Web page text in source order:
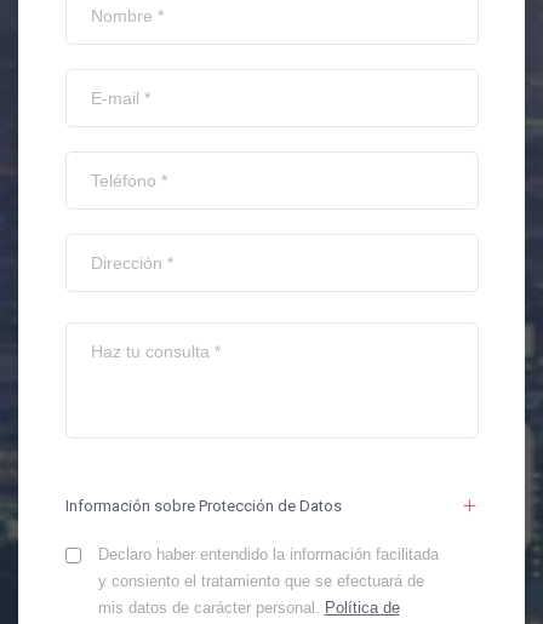
Información sobre Protección de Datos
Declaro haber entendido la información facilitada
y consiento el tratamiento que se efectuará de
mis datos de carácter personal. Política de